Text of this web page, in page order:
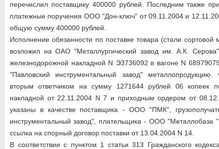
перечислил поставщику 400000 рублей. Последним также
платежные поручения ООО "Дон-ключ" от 09.11.2004 и
общую сумму 400000 рублей.
Исполнение обязанности по поставке товара (стали сортовой
возложил на ОАО "Металлургический завод им. А.К.
железнодорожной накладной N Э3736092 в вагоне N
"Павловский инструментальный завод"
вторым ответчиком на сумму 1271644 рублей 06 копеек
накладной от 22.11.2004 N 7 и приходным ордером от
указаны в качестве поставщика - ООО "ПМК",
инструментальный завод", плательщика - ООО "Металлобаза
ссылка на спорный договор поставки от 13.04.2004 N 14.
В соответствии с пунктом 1 статьи 313 Гражданского